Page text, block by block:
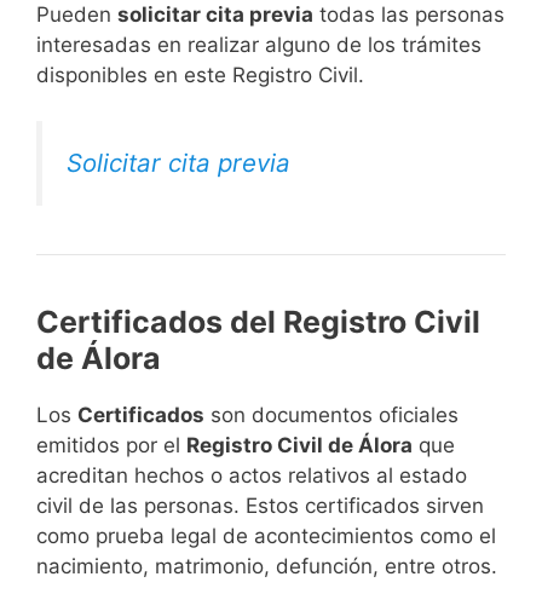
​Pueden solicitar cita previa todas las personas
interesadas en realizar alguno de los trámites
disponibles en este Registro Civil.​
Solicitar cita previa
Certificados del Registro Civil
de Álora
Los Certificados son documentos oficiales
emitidos por el Registro Civil de Álora que
acreditan hechos o actos relativos al estado
civil de las personas. Estos certificados sirven
como prueba legal de acontecimientos como el
nacimiento, matrimonio, defunción, entre otros.